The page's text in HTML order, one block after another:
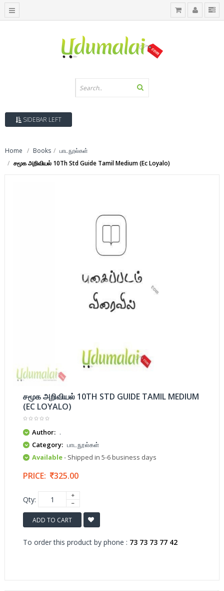
SIDEBAR LEFT
Home Books
பாடநூல்கள்
சமூக அறிவியல் 10Th Std Guide Tamil Medium (Ec Loyalo)
சமூக அறிவியல் 10TH STD GUIDE TAMIL MEDIUM
(EC LOYALO)
Author: .
Category: பாடநூல்கள்
Available- Shipped in 5-6 business days
PRICE: 325.00
Qty:
ADD TO CART
To order this product by phone : 73 73 73 77 42